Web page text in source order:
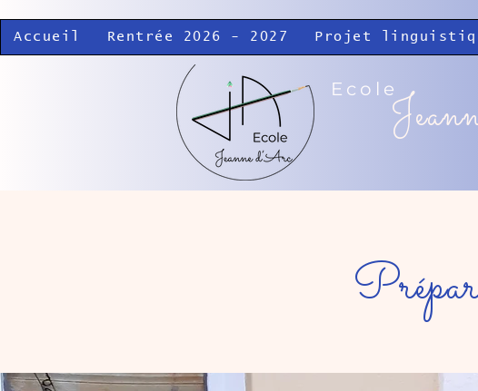
Accueil Rentrée 2026 - 2027 Projet
Ecole